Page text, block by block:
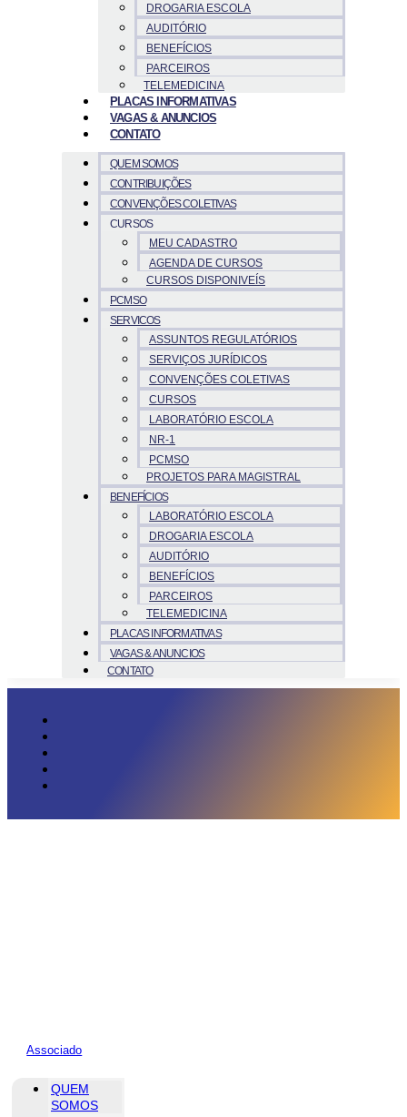
DROGARIA ESCOLA
AUDITÓRIO
BENEFÍCIOS
PARCEIROS
TELEMEDICINA
PLACAS INFORMATIVAS
VAGAS & ANUNCIOS
CONTATO
QUEM SOMOS
CONTRIBUIÇÕES
CONVENÇÕES COLETIVAS
CURSOS
MEU CADASTRO
AGENDA DE CURSOS
CURSOS DISPONIVEÍS
PCMSO
SERVICOS
ASSUNTOS REGULATÓRIOS
SERVIÇOS JURÍDICOS
CONVENÇÕES COLETIVAS
CURSOS
LABORATÓRIO ESCOLA
NR-1
PCMSO
PROJETOS PARA MAGISTRAL
BENEFÍCIOS
LABORATÓRIO ESCOLA
DROGARIA ESCOLA
AUDITÓRIO
BENEFÍCIOS
PARCEIROS
TELEMEDICINA
PLACAS INFORMATIVAS
VAGAS & ANUNCIOS
CONTATO
Associado
QUEM
SOMOS